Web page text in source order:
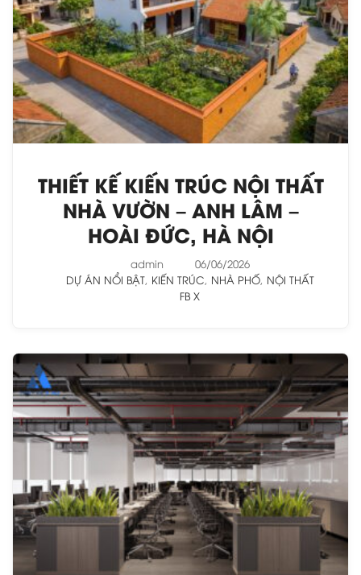
THIẾT KẾ KIẾN TRÚC NỘI THẤT
NHÀ VƯỜN – ANH LÂM –
HOÀI ĐỨC, HÀ NỘI
admin
06/06/2026
DỰ ÁN NỔI BẬT, KIẾN TRÚC, NHÀ PHỐ, NỘI THẤT
FB X